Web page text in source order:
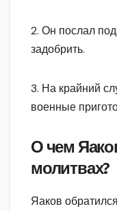
2. Он послал
задобрить.
3. На крайний
военные
О чем
молитвах?
Яаков